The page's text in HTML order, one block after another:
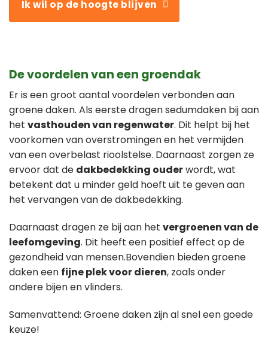
Ik wil op de hoogte blijven
De voordelen van een groendak
Er is een groot aantal voordelen verbonden aan
groene daken. Als eerste dragen sedumdaken bij aan
het vasthouden van regenwater. Dit helpt bij het
voorkomen van overstromingen en het vermijden
van een overbelast rioolstelse. Daarnaast zorgen ze
ervoor dat de dakbedekking ouderwordt, wat
betekent dat u minder geld hoeft uit te geven aan
het vervangen van de dakbedekking.
Daarnaast dragen ze bij aan het vergroenen van de
leefomgeving. Dit heeft een positief effect op de
gezondheid van mensen.Bovendien bieden groene
daken een fijne plek voor dieren, zoals onder
andere bijen en vlinders.
Samenvattend: Groene daken zijn al snel een goede
keuze!